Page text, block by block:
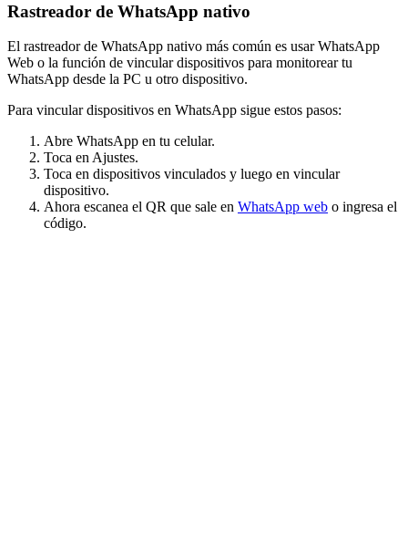
Rastreador de WhatsApp nativo
El rastreador de WhatsApp nativo más común es usar WhatsApp
Web o la función de vincular dispositivos para monitorear tu
WhatsApp desde la PC u otro dispositivo.
Para vincular dispositivos en WhatsApp sigue estos pasos:
Abre WhatsApp en tu celular.
Toca en Ajustes.
Toca en dispositivos vinculados y luego en vincular
dispositivo.
Ahora escanea el QR que sale en WhatsApp web o ingresa el
código.